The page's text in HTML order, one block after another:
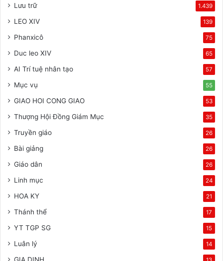
Lưu trữ 1.439
LEO XIV 139
Phanxicô 75
Duc leo XIV 65
AI Trí tuệ nhân tạo 57
Mục vụ 55
GIAO HOI CONG GIAO 53
Thượng Hội Đồng Giám Mục 35
Truyền giáo 26
Bài giảng 26
Giáo dân 26
Linh mục 24
HOA KY 21
Thánh thể 17
YT TGP SG 15
Luân lý 14